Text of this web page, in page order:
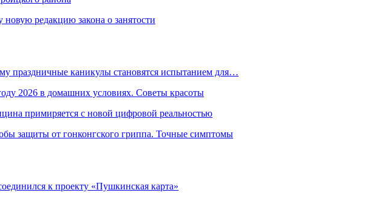
новую редакцию закона о занятости
праздничные каникулы становятся испытанием для…
2026 в домашних условиях. Советы красоты
примиряется с новой цифровой реальностью
защиты от гонконгского гриппа. Точные симптомы
к проекту «Пушкинская карта»